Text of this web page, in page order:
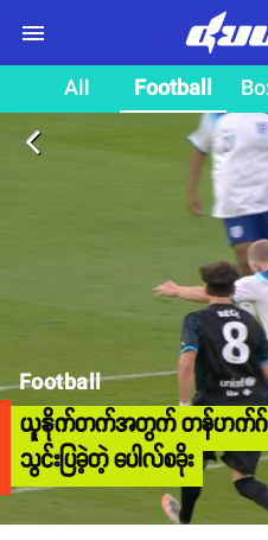
All Football
arrow_back_ios
Football
ယူနိုက်တက်အတွက် တန်ဟက်ဂ်တေ
သွင်းပြခဲ့တဲ့ ပေါလ်စခိုး